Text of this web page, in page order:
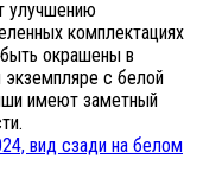
улучшению
комплектациях
окрашены в
экземпляре с белой
имеют заметный